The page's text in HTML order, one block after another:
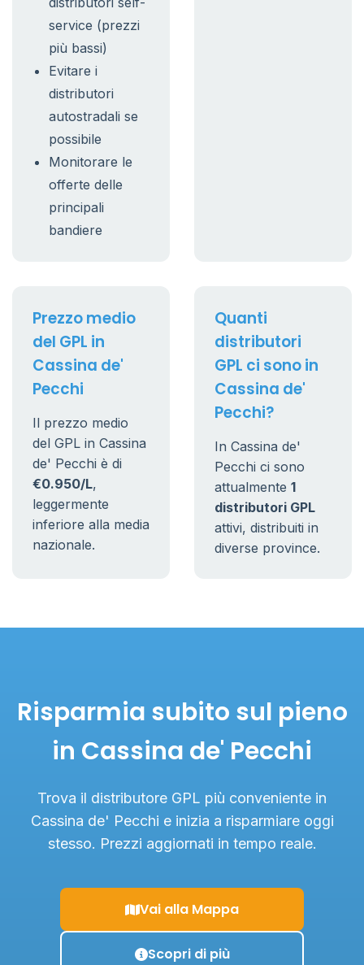
service (prezzi
più bassi)
Evitare i
distributori
autostradali se
possibile
Monitorare le
offerte delle
principali
bandiere
Prezzo medio
del GPL in
Cassina de'
Pecchi
Il prezzo medio
del GPL in Cassina
de' Pecchi è di
€0.950/L,
leggermente
inferiore alla media
nazionale.
Quanti
distributori
GPL ci sono in
Cassina de'
Pecchi?
In Cassina de'
Pecchi ci sono
attualmente 1
distributori GPL
attivi, distribuiti in
diverse province.
Risparmia subito sul pieno
in Cassina de' Pecchi
Trova il distributore GPL più conveniente in
Cassina de' Pecchi e inizia a risparmiare oggi
stesso. Prezzi aggiornati in tempo reale.
Vai alla Mappa
Scopri di più